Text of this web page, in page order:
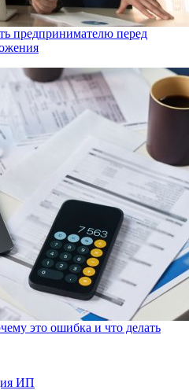
предпринимателю перед
это ошибка и что делать
ИП